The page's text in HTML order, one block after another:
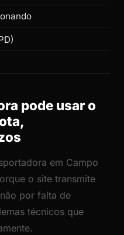
pode usar o
em Campo
o site transmite
por falta de
técnicos que